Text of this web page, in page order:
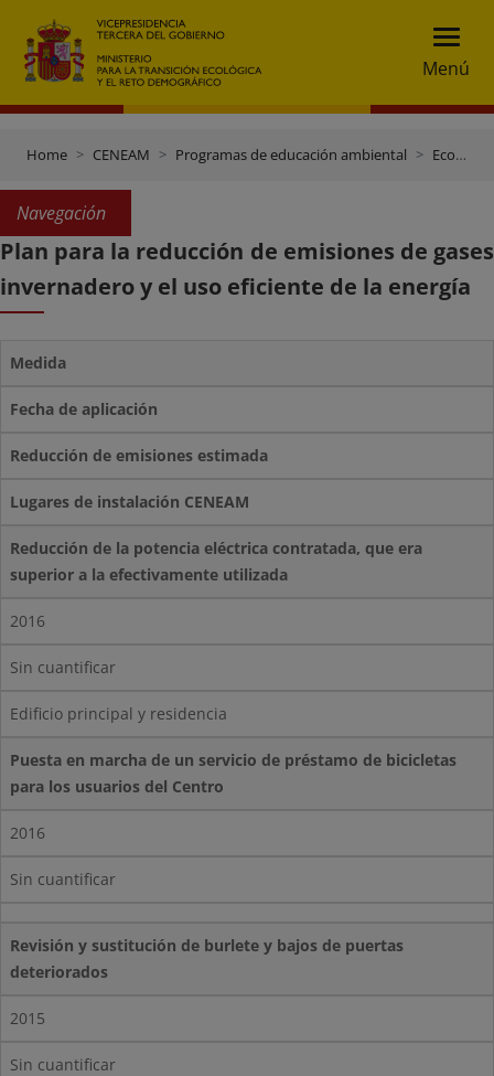
Menú
Home CENEAM Programas de educación ambiental Ecoauditoría del CENEAM
Navegación
Plan para la reducción de emisiones de gases
invernadero y el uso eficiente de la energía
Medida
Fecha de aplicación
Reducción de emisiones estimada
Lugares de instalación CENEAM
Reducción de la potencia eléctrica contratada, que era
superior a la efectivamente utilizada
2016
Sin cuantificar
Edificio principal y residencia
Puesta en marcha de un servicio de préstamo de bicicletas
para los usuarios del Centro
2016
Sin cuantificar
Revisión y sustitución de burlete y bajos de puertas
deteriorados
2015
Sin cuantificar